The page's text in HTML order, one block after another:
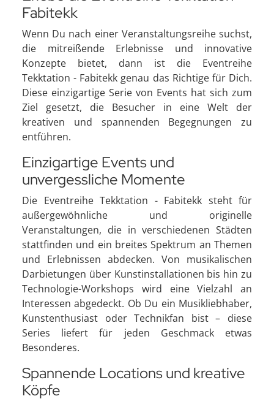
Fabitekk
Wenn Du nach einer Veranstaltungsreihe suchst,
die mitreißende Erlebnisse und innovative
Konzepte bietet, dann ist die Eventreihe
Tekktation - Fabitekk genau das Richtige für Dich.
Diese einzigartige Serie von Events hat sich zum
Ziel gesetzt, die Besucher in eine Welt der
kreativen und spannenden Begegnungen zu
entführen.
Einzigartige Events und
unvergessliche Momente
Die Eventreihe Tekktation - Fabitekk steht für
außergewöhnliche und originelle
Veranstaltungen, die in verschiedenen Städten
stattfinden und ein breites Spektrum an Themen
und Erlebnissen abdecken. Von musikalischen
Darbietungen über Kunstinstallationen bis hin zu
Technologie-Workshops wird eine Vielzahl an
Interessen abgedeckt. Ob Du ein Musikliebhaber,
Kunstenthusiast oder Technikfan bist – diese
Series liefert für jeden Geschmack etwas
Besonderes.
Spannende Locations und kreative
Köpfe